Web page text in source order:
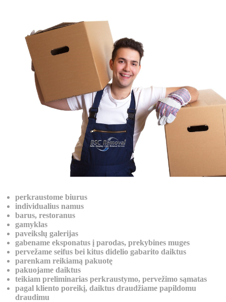
PARTNERIAI
E-UŽKLAUSA
KLIENTAMS
KROVINIO SEKIMAS
perkraustome biurus
individualius namus
barus, restoranus
gamyklas
paveikslų galerijas
gabename eksponatus į parodas, prekybines muges
pervežame seifus bei kitus didelio gabarito daiktus
parenkam reikiamą pakuotę
pakuojame daiktus
teikiam preliminarias perkraustymo, pervežimo sąmatas
pagal kliento poreikį, daiktus draudžiame papildomu
draudimu